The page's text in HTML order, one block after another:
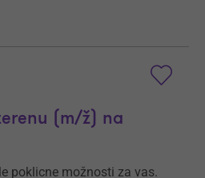
(m/ž) na
poklicne možnosti za vas.